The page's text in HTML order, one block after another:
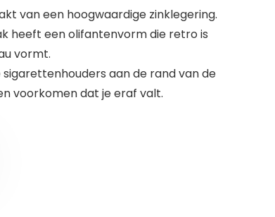
van een hoogwaardige zinklegering.
heeft een olifantenvorm die retro is
vormt.
aan de rand van de
voorkomen dat je eraf valt.